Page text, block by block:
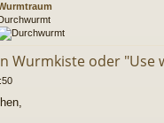
Durchwurmt
Wurmkiste oder "Use